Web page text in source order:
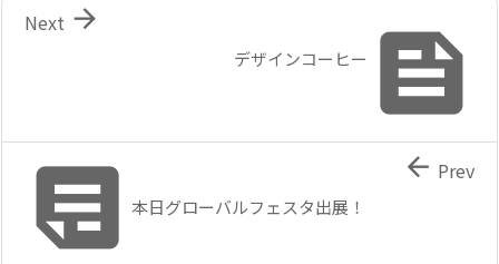

デザインコーヒー

Next
本日グローバルフェスタ出展！
 Prev